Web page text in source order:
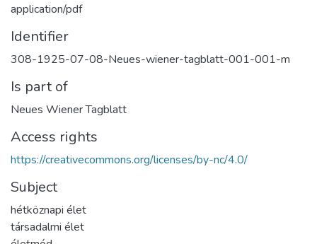
application/pdf
Identifier
308-1925-07-08-Neues-wiener-tagblatt-001-001-m
Is part of
Neues Wiener Tagblatt
Access rights
https://creativecommons.org/licenses/by-nc/4.0/
Subject
hétköznapi élet
társadalmi élet